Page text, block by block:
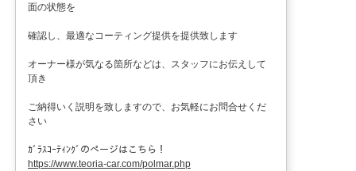
面の状態を
確認し、最適なコーティング提供を提供致します
オーナー様が気なる箇所などは、スタッフにお伝えして
頂き
ご納得いく説明を致しますので、お気軽にお問合せくだ
さい
ｶﾞﾗｽｺｰﾃｨﾝｸﾞのページはこちら！
https://www.teoria-car.com/polmar.php